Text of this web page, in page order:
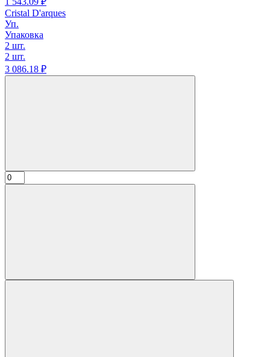
Cristal D'arques
Уп.
Упаковка
2 шт.
2 шт.
3 086.18 ₽